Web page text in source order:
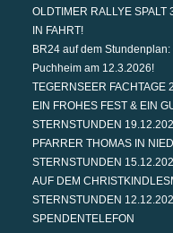
OLDTIMER RALLYE
IN FAHRT!
BR24 auf dem
Puchheim am 12.3.2026!
TEGERNSEER FACHTAGE
EIN FROHES FEST & EIN
STERNSTUNDEN
PFARRER THOMAS IN
STERNSTUNDEN
AUF DEM
STERNSTUNDEN
SPENDENTELEFON